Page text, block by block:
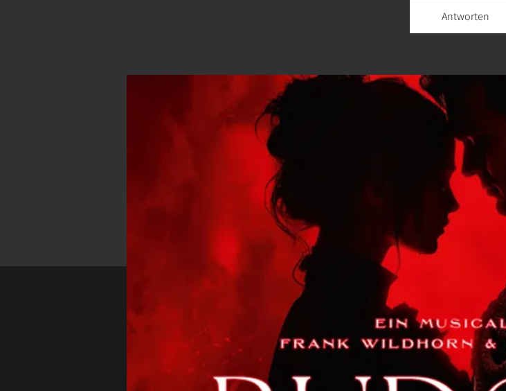
Antworten